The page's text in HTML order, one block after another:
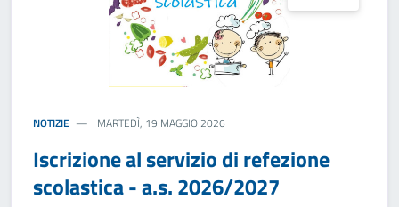
NOTIZIE MARTEDÌ, 19 MAGGIO 2026
Iscrizione al servizio di refezione
scolastica - a.s. 2026/2027